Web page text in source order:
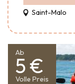
Saint-Malo
Ab
5 €
Volle Preis